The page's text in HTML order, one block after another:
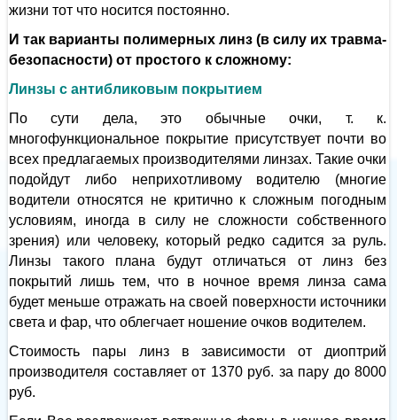
жизни тот что носится постоянно.
И так варианты полимерных линз (в силу их травма-
безопасности) от простого к сложному:
Линзы с антибликовым покрытием
По сути дела, это обычные очки, т. к.
многофункциональное покрытие присутствует почти во
всех предлагаемых производителями линзах. Такие очки
подойдут либо неприхотливому водителю (многие
водители относятся не критично к сложным погодным
условиям, иногда в силу не сложности собственного
зрения) или человеку, который редко садится за руль.
Линзы такого плана будут отличаться от линз без
покрытий лишь тем, что в ночное время линза сама
будет меньше отражать на своей поверхности источники
света и фар, что облегчает ношение очков водителем.
Стоимость пары линз в зависимости от диоптрий
производителя составляет от 1370 руб. за пару до 8000
руб.